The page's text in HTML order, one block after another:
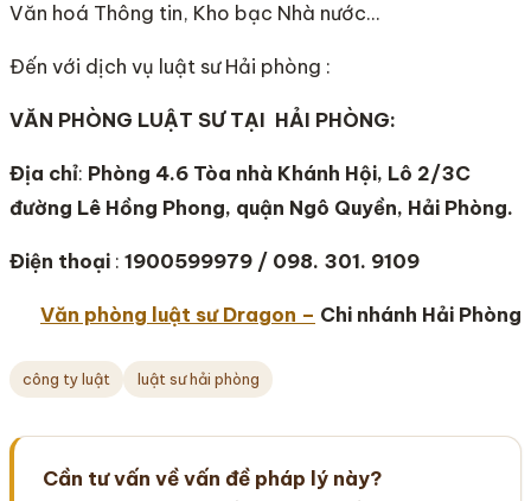
Văn hoá Thông tin, Kho bạc Nhà nước…
Đến với dịch vụ luật sư Hải phòng :
VĂN PHÒNG LUẬT SƯ TẠI HẢI PHÒNG:
Địa chỉ: Phòng 4.6 Tòa nhà Khánh Hội, Lô 2/3C
đường Lê Hồng Phong, quận Ngô Quyền, Hải Phòng.
Điện thoại : 1900599979 / 098. 301. 9109
Văn phòng luật sư Dragon – Chi nhánh Hải Phòng
công ty luật luật sư hải phòng
Cần tư vấn về vấn đề pháp lý này?